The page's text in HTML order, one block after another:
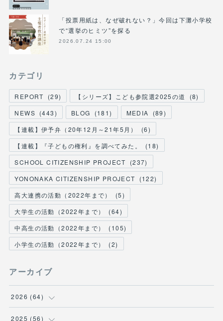
「投票用紙は、なぜ破れない？」今回は下灘小学校
で“選挙のヒミツ”を探る
2026.07.24 15:00
カテゴリ
REPORT (29) 【シリーズ】こども参院選2025の道 (8)
NEWS (443) BLOG (181) MEDIA (89)
【連載】伊予弁（20年12月～21年5月）
(6)
【連載】『子どもの権利』を調べてみた。
(18)
SCHOOL CITIZENSHIP PROJECT
(237)
YONONAKA CITIZENSHIP PROJECT
(122)
高大連携の活動（2022年まで）
(5)
大学生の活動（2022年まで）
(64)
中高生の活動（2022年まで）
(105)
小学生の活動（2022年まで）
(2)
アーカイブ
2026 (64)
(2)
2025 (56)